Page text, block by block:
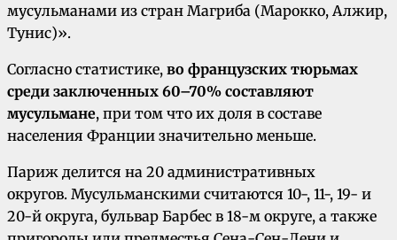
мусульманами из стран Магриба (Марокко, Алжир,
Тунис)».
Согласно статистике, во французских тюрьмах
среди заключенных 60–70% составляют
мусульмане, при том что их доля в составе
населения Франции значительно меньше.
Париж делится на 20 административных
округов. Мусульманскими считаются 10-, 11-, 19- и
20-й округа, бульвар Барбес в 18-м округе, а также